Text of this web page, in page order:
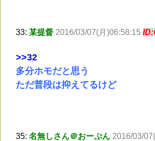
33: 某提督 2016/03/07(月)06:58:15
>>32
多分ホモだと思う
ただ普段は抑えてるけど
35: 名無しさん＠おーぷん 2016/03/